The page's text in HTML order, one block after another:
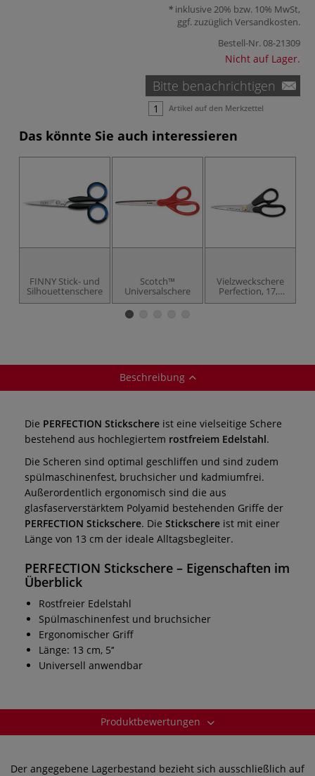
inklusive 20% bzw. 10% MwSt,
ggf. zuzüglich Versandkosten.
Bestell-Nr.08-21309
Nicht auf Lager.
Bitte benachrichtigen
Artikel auf den Merkzettel
Das könnte Sie auch interessieren
FINNY Stick- und
Silhouettenschere
Scotch™
Universalschere
Vielzweckschere
Perfection, 17,8
cm
Beschreibung
Die PERFECTION Stickschere ist eine vielseitige Schere
bestehend aus hochlegiertem rostfreiem Edelstahl.
Die Scheren sind optimal geschliffen und sind zudem
spülmaschinenfest, bruchsicher und kadmiumfrei.
Außerordentlich ergonomisch sind die aus
glasfaserverstärktem Polyamid bestehenden Griffe der
PERFECTION Stickschere. Die Stickschere ist mit einer
Länge von 13 cm der ideale Alltagsbegleiter.
PERFECTION Stickschere – Eigenschaften im
Überblick
Rostfreier Edelstahl
Spülmaschinenfest und bruchsicher
Ergonomischer Griff
Länge: 13 cm, 5‘‘
Universell anwendbar
Produktbewertungen
Der angegebene Lagerbestand bezieht sich ausschließlich auf